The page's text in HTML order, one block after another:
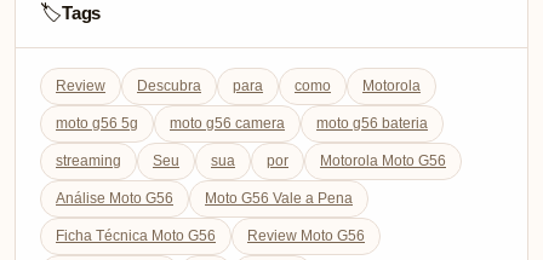
🏷️Tags
Review Descubra para como Motorola
moto g56 5g moto g56 camera moto g56 bateria
streaming Seu sua por Motorola Moto G56
Análise Moto G56 Moto G56 Vale a Pena
Ficha Técnica Moto G56 Review Moto G56